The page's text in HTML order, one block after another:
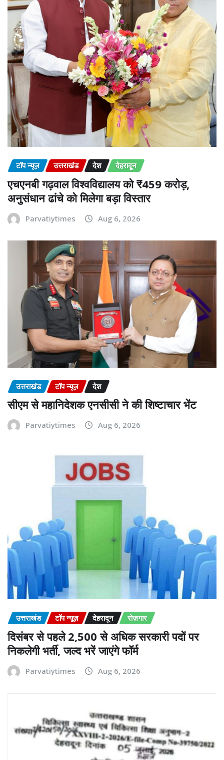
टॉप न्यूज़ उत्तराखंड देश देहरादून
एचएनबी गढ़वाल विश्वविद्यालय को ₹459 करोड़,
अनुसंधान ढांचे को मिलेगा बड़ा विस्तार
Parvatiytimes Aug 6, 2026
उत्तराखंड टॉप न्यूज़ देश
सीएम से महानिदेशक एनसीसी ने की शिष्टाचार भेंट
Parvatiytimes Aug 6, 2026
उत्तराखंड टॉप न्यूज़ देहरादून रोज़गार
दिसंबर से पहले 2,500 से अधिक सरकारी पदों पर
निकलेगी भर्ती, जल्द भरें जाएंगे फॉर्म
Parvatiytimes Aug 6, 2026